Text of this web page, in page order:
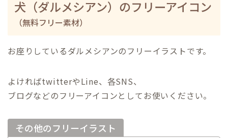
犬（ダルメシアン）のフリーアイコン
（無料フリー素材）
お座りしているダルメシアンのフリーイラストです。
よければtwitterやLine、各SNS、
ブログなどのフリーアイコンとしてお使いください。
その他のフリーイラスト